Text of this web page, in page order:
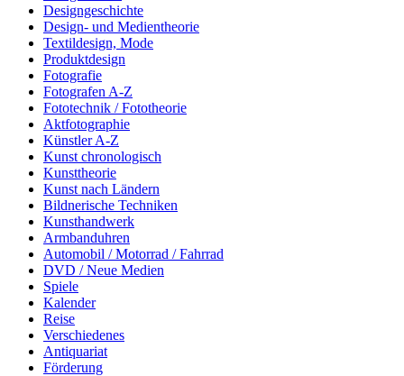
Designgeschichte
Design- und Medientheorie
Textildesign, Mode
Produktdesign
Fotografie
Fotografen A-Z
Fototechnik / Fototheorie
Aktfotographie
Künstler A-Z
Kunst chronologisch
Kunsttheorie
Kunst nach Ländern
Bildnerische Techniken
Kunsthandwerk
Armbanduhren
Automobil / Motorrad / Fahrrad
DVD / Neue Medien
Spiele
Kalender
Reise
Verschiedenes
Antiquariat
Förderung